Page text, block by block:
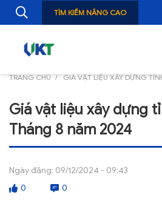
GIỚI THIỆU
TIN TỨC
NGHIÊN CỨU
ẤN PHẨM
TÌM KIẾM NÂNG CAO
TRANG CHỦ GIÁ VẬT LIỆU XÂY DỰNG
Giá vật liệu xây dựng
Tháng 8 năm 2024
Ngày đăng: 09/12/2024 - 09:43
0
0